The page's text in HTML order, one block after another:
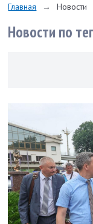
Главная → Новости
Новости по